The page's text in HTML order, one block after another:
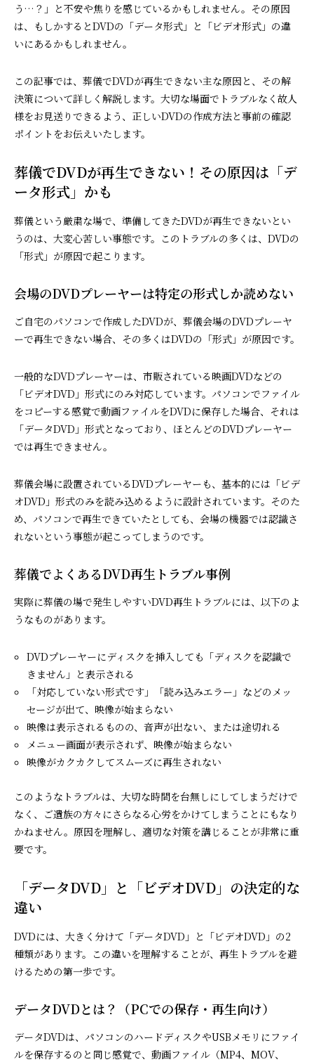
う…？」と不安や焦りを感じているかもしれません。その原因
は、もしかするとDVDの「データ形式」と「ビデオ形式」の違
いにあるかもしれません。
この記事では、葬儀でDVDが再生できない主な原因と、その解
決策について詳しく解説します。大切な場面でトラブルなく故人
様をお見送りできるよう、正しいDVDの作成方法と事前の確認
ポイントをお伝えいたします。
葬儀でDVDが再生できない！その原因は「デ
ータ形式」かも
葬儀という厳粛な場で、準備してきたDVDが再生できないとい
うのは、大変心苦しい事態です。このトラブルの多くは、DVDの
「形式」が原因で起こります。
会場のDVDプレーヤーは特定の形式しか読めない
ご自宅のパソコンで作成したDVDが、葬儀会場のDVDプレーヤ
ーで再生できない場合、その多くはDVDの「形式」が原因です。
一般的なDVDプレーヤーは、市販されている映画DVDなどの
「ビデオDVD」形式にのみ対応しています。パソコンでファイル
をコピーする感覚で動画ファイルをDVDに保存した場合、それは
「データDVD」形式となっており、ほとんどのDVDプレーヤー
では再生できません。
葬儀会場に設置されているDVDプレーヤーも、基本的には「ビデ
オDVD」形式のみを読み込めるように設計されています。そのた
め、パソコンで再生できていたとしても、会場の機器では認識さ
れないという事態が起こってしまうのです。
葬儀でよくあるDVD再生トラブル事例
実際に葬儀の場で発生しやすいDVD再生トラブルには、以下のよ
うなものがあります。
DVDプレーヤーにディスクを挿入しても「ディスクを認識で
きません」と表示される
「対応していない形式です」「読み込みエラー」などのメッ
セージが出て、映像が始まらない
映像は表示されるものの、音声が出ない、または途切れる
メニュー画面が表示されず、映像が始まらない
映像がカクカクしてスムーズに再生されない
このようなトラブルは、大切な時間を台無しにしてしまうだけで
なく、ご遺族の方々にさらなる心労をかけてしまうことにもなり
かねません。原因を理解し、適切な対策を講じることが非常に重
要です。
「データDVD」と「ビデオDVD」の決定的な
違い
DVDには、大きく分けて「データDVD」と「ビデオDVD」の2
種類があります。この違いを理解することが、再生トラブルを避
けるための第一歩です。
データDVDとは？（PCでの保存・再生向け）
データDVDは、パソコンのハードディスクやUSBメモリにファイ
ルを保存するのと同じ感覚で、動画ファイル（MP4、MOV、